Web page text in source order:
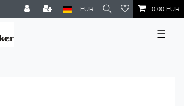
EUR 0,00 EUR
☰